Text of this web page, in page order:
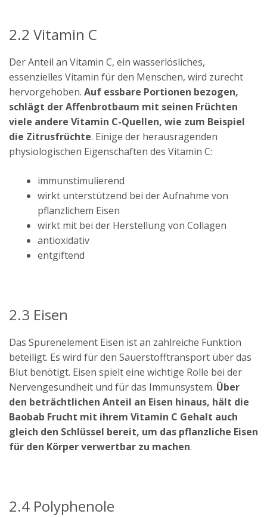
2.2 Vitamin C
Der Anteil an Vitamin C, ein wasserlösliches,
essenzielles Vitamin für den Menschen, wird zurecht
hervorgehoben. Auf essbare Portionen bezogen,
schlägt der Affenbrotbaum mit seinen Früchten
viele andere Vitamin C-Quellen, wie zum Beispiel
die Zitrusfrüchte. Einige der herausragenden
physiologischen Eigenschaften des Vitamin C:
immunstimulierend
wirkt unterstützend bei der Aufnahme von
pflanzlichem Eisen
wirkt mit bei der Herstellung von Collagen
antioxidativ
entgiftend
2.3 Eisen
Das Spurenelement Eisen ist an zahlreiche Funktion
beteiligt. Es wird für den Sauerstofftransport über das
Blut benötigt. Eisen spielt eine wichtige Rolle bei der
Nervengesundheit und für das Immunsystem. Über
den beträchtlichen Anteil an Eisen hinaus, hält die
Baobab Frucht mit ihrem Vitamin C Gehalt auch
gleich den Schlüssel bereit, um das pflanzliche Eisen
für den Körper verwertbar zu machen.
2.4 Polyphenole